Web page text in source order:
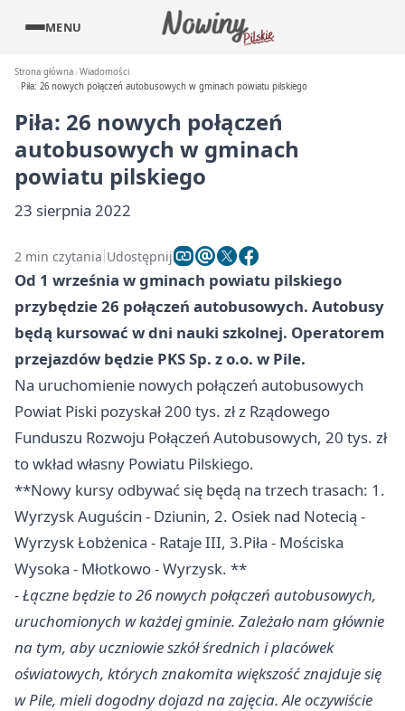
MENU
Strona główna Wiadomości
Piła: 26 nowych połączeń autobusowych w gminach powiatu pilskiego
Piła: 26 nowych połączeń
autobusowych w gminach
powiatu pilskiego
23 sierpnia 2022
2 min czytania Udostępnij
Od 1 września w gminach powiatu pilskiego
przybędzie 26 połączeń autobusowych. Autobusy
będą kursować w dni nauki szkolnej. Operatorem
przejazdów będzie PKS Sp. z o.o. w Pile.
Na uruchomienie nowych połączeń autobusowych
Powiat Piski pozyskał 200 tys. zł z Rządowego
Funduszu Rozwoju Połączeń Autobusowych, 20 tys. zł
to wkład własny Powiatu Pilskiego.
**Nowy kursy odbywać się będą na trzech trasach: 1.
Wyrzysk Auguścin - Dziunin, 2. Osiek nad Notecią -
Wyrzysk Łobżenica - Rataje III, 3.Piła - Mościska
Wysoka - Młotkowo - Wyrzysk. **
- Łączne będzie to 26 nowych połączeń autobusowych,
uruchomionych w każdej gminie. Zależało nam głównie
na tym, aby uczniowie szkół średnich i placówek
oświatowych, których znakomita większość znajduje się
w Pile, mieli dogodny dojazd na zajęcia. Ale oczywiście